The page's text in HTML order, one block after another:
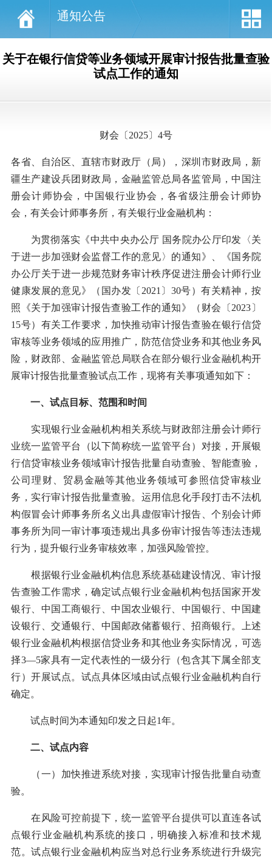
通知公告
关于在银行信贷等业务领域开展审计报告批量查验
试点工作的通知
财会〔2025〕4号
各省、自治区、直辖市财政厅（局），深圳市财政局，新
疆生产建设兵团财政局，金融监管总局各监管局，中国注
册会计师协会，中国银行业协会，各省级注册会计师协
会，有关会计师事务所，有关银行业金融机构：
为贯彻落实《中共中央办公厅 国务院办公厅印发〈关
于进一步加强财会监督工作的意见〉的通知》、《国务院
办公厅关于进一步规范财务审计秩序促进注册会计师行业
健康发展的意见》（国办发〔2021〕30号）有关精神，按
照《关于加强审计报告查验工作的通知》（财会〔2023〕
15号）有关工作要求，加快推动审计报告查验在银行信贷
审核等业务领域的应用推广，防范信贷业务和其他业务风
险，财政部、金融监管总局联合在部分银行业金融机构开
展审计报告批量查验试点工作，现将有关事项通知如下：
一、试点目标、范围和时间
实现银行业金融机构相关系统与财政部注册会计师行
业统一监管平台（以下简称统一监管平台）对接，开展银
行信贷审核业务领域审计报告批量自动查验、智能查验，
公司理财、贸易金融等其他业务领域可参照信贷审核业
务，实行审计报告批量查验。运用信息化手段打击不法机
构假冒会计师事务所名义出具虚假审计报告、个别会计师
事务所为同一审计事项违规出具多份审计报告等违法违规
行为，提升银行业务审核效率，加强风险管控。
根据银行业金融机构信息系统基础建设情况、审计报
告查验工作需求，确定试点银行业金融机构包括国家开发
银行、中国工商银行、中国农业银行、中国银行、中国建
设银行、交通银行、中国邮政储蓄银行、招商银行。上述
银行业金融机构根据信贷业务和其他业务实际情况，可选
择3—5家具有一定代表性的一级分行（包含其下属全部支
行）开展试点。试点具体区域由试点银行业金融机构自行
确定。
试点时间为本通知印发之日起1年。
二、试点内容
（一）加快推进系统对接，实现审计报告批量自动查
验。
在风险可控前提下，统一监管平台提供可以直连各试
点银行业金融机构系统的接口，明确接入标准和技术规
范。试点银行业金融机构应当对总行业务系统进行升级完